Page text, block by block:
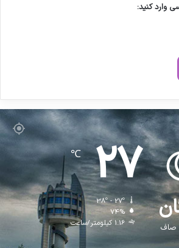
وارد کنید:
صاف
27
℃
38º - 27º
74%
1.16 کیلومتر/ساعت